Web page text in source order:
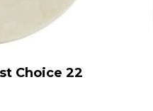
Choice 22